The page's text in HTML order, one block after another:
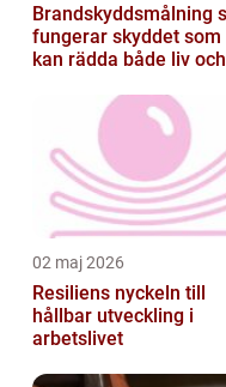
Brandskyddsmålning så
fungerar skyddet som
kan rädda både liv och
02 maj 2026
Resiliens nyckeln till
hållbar utveckling i
arbetslivet